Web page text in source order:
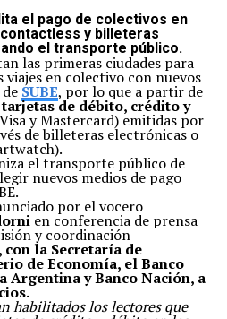
de su continuidad 6
la Presidencia del Dr. Néstor
a las actividades y
nuevos proyectos
de 15.000 puestos de
estaba previsto finalizar el
a dos años de su
con una previsibilidad, el
más la desinversión en
primeros perjudicados las
trabajadores y aquellas
que hoy se encuentran
en ámbito industrial y
de las
e industria en el exterior.
del Gobierno
industria nacional y
realizados a fin de atender la
de la crisis económica
a modo de ejemplo,
Foradori – Duncan
principalmente de las
el pago de colectivos en
y billeteras
el transporte público.
las primeras ciudades para
viajes en colectivo con nuevos
SUBE, por lo que a partir de
tarjetas de débito, crédito y
y Mastercard) emitidas por
de billeteras electrónicas o
el transporte público de
nuevos medios de pago
por el vocero
en conferencia de prensa
y coordinación
la Secretaría de
de Economía, el Banco
Argentina y Banco Nación, a
habilitados los lectores que